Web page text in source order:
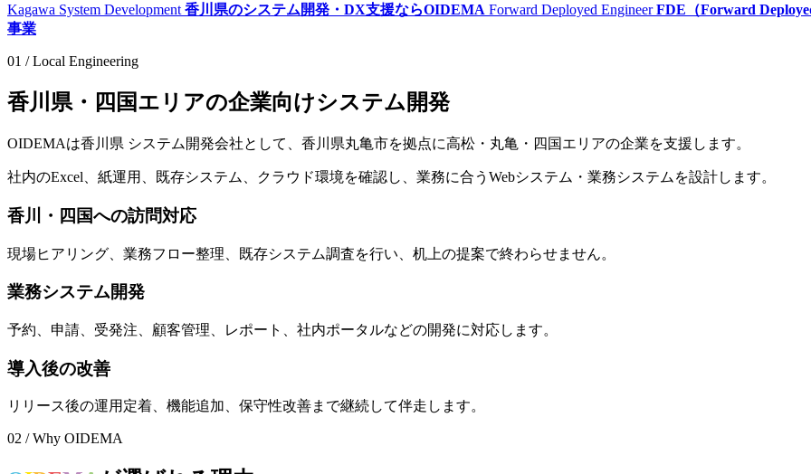
Kagawa System Development 香川県のシステム開発・DX支援ならOIDEMA Forward Deployed Engineer FDE（Forward
事業
01 / Local Engineering
香川 県・ 四 国エ リ アの企業向けシステム開発
OIDEMAは香川県 システム開発会社として、香川県丸亀市を拠点に高松・丸亀・四国エリアの企業を支援します。
社内のExcel、紙運用、既存システム、クラウド環境を確認し、業務に合うWebシステム・業務システムを設計します。
香川・四国への訪問対応
現場ヒアリング、業務フロー整理、既存システム調査を行い、机上の提案で終わらせません。
業務システム開発
予約、申請、受発注、顧客管理、レポート、社内ポータルなどの開発に対応します。
導入後の改善
リリース後の運用定着、機能追加、保守性改善まで継続して伴走します。
02 / Why OIDEMA